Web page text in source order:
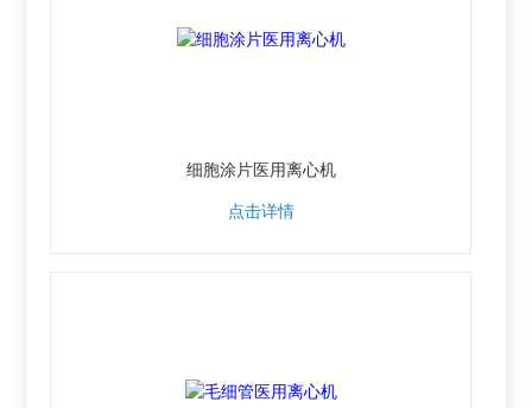
细胞涂片医用离心机
点击详情